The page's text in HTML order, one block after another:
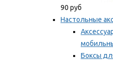
90 руб
Настольные
Боксы